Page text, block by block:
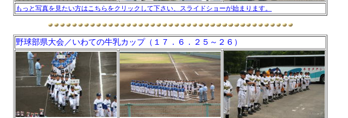
もっと写真を見たい方はこちらをクリックして下さい、スライドショーが始まります。
野球部県大会／いわての牛乳カップ（１７．６．２５～２６）